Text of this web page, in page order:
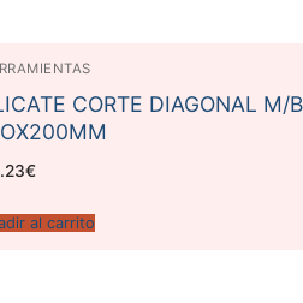
CORTE DIAGONAL M/
€
al carrito